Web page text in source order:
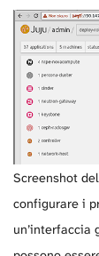
Screenshot
configurare i